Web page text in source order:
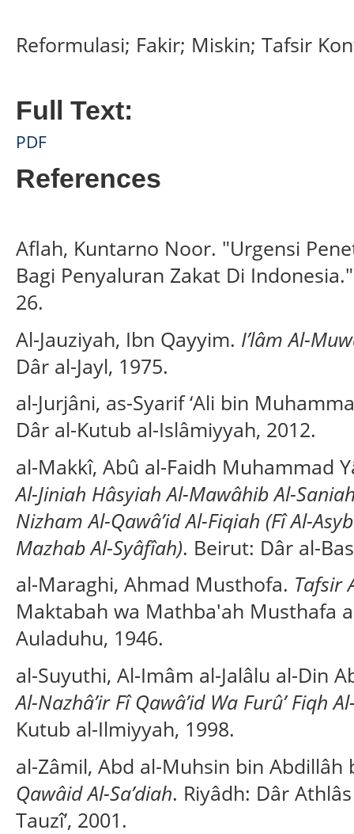
Reformulasi; Fakir; Miskin; Tafsir
Full Text:
PDF
References
Aflah, Kuntarno Noor. "Urgensi
Bagi Penyaluran Zakat Di
26.
Al-Jauziyah, Ibn Qayyim. I’lâm Al-
Dâr al-Jayl, 1975.
al-Jurjâni, as-Syarif ‘Ali bin
Dâr al-Kutub al-Islâmiyyah, 2012.
al-Makkî, Abû al-Faidh Muhammad
Al-Jiniah Hâsyiah Al-Mawâhib Al-
Nizham Al-Qawâ’id Al-Fiqiah (Fî Al-
Mazhab Al-Syâfîah). Beirut: Dâr al-
al-Maraghi, Ahmad Musthofa. Tafsir
Maktabah wa Mathba'ah Musthafa
Auladuhu, 1946.
al-Suyuthi, Al-Imâm al-Jalâlu al-Din
Al-Nazhâ’ir Fî Qawâ’id Wa Furû’ Fiqh
Kutub al-Ilmiyyah, 1998.
al-Zâmil, Abd al-Muhsin bin
Qawâid Al-Sa’diah. Riyâdh: Dâr
Tauzî’, 2001.